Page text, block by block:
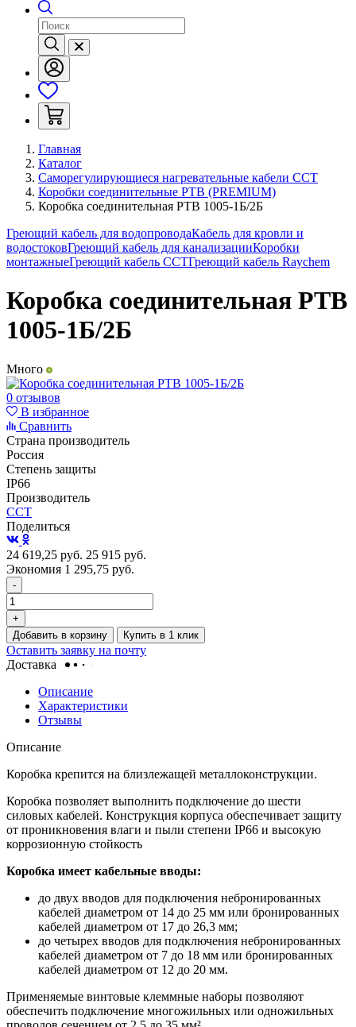
Главная
Каталог
Саморегулирующиеся нагревательные кабели ССТ
Коробки соединительные РТВ (PREMIUM)
Коробка соединительная РТВ 1005-1Б/2Б
Греющий кабель для водопроводаКабель для кровли и
водостоковГреющий кабель для канализацииКоробки
монтажныеГреющий кабель ССТГреющий кабель Raychem
Коробка соединительная РТВ
1005-1Б/2Б
Много
0 отзывов
В избранное
Сравнить
Страна производитель
Россия
Степень защиты
IP66
Производитель
ССТ
Поделиться
24 619,25 руб. 25 915 руб.
Экономия 1 295,75 руб.
-
+
Добавить в корзину
Купить в 1 клик
Оставить заявку на почту
Доставка
Описание
Характеристики
Отзывы
Описание
Коробка крепится на близлежащей металлоконструкции.
Коробка позволяет выполнить подключение до шести
силовых кабелей. Конструкция корпуса обеспечивает защиту
от проникновения влаги и пыли степени IP66 и высокую
коррозионную стойкость
Коробка имеет кабельные вводы:
до двух вводов для подключения небронированных
кабелей диаметром от 14 до 25 мм или бронированных
кабелей диаметром от 17 до 26,3 мм;
до четырех вводов для подключения небронированных
кабелей диаметром от 7 до 18 мм или бронированных
кабелей диаметром от 12 до 20 мм.
Применяемые винтовые клеммные наборы позволяют
обеспечить подключение многожильных или одножильных